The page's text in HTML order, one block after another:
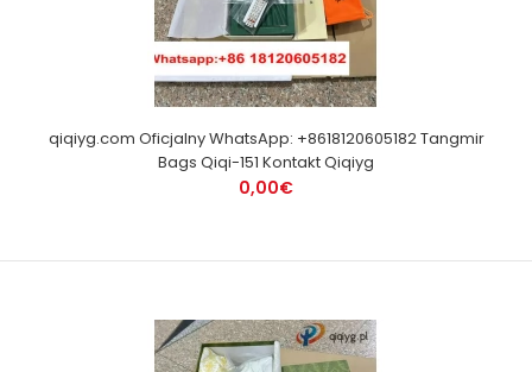
qiqiyg.com Oficjalny WhatsApp: +8618120605182 Tangmir
Bags Qiqi-151 Kontakt Qiqiyg
0,00€